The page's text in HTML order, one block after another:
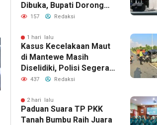
Dibuka, Bupati Dorong
Lahirnya Generasi
157 Redaksi
1 hari lalu
Kasus Kecelakaan Maut
di Mantewe Masih
Diselidiki, Polisi Segera
Rilis Hasil
437 Redaksi
2 hari lalu
Paduan Suara TP PKK
Tanah Bumbu Raih Juara